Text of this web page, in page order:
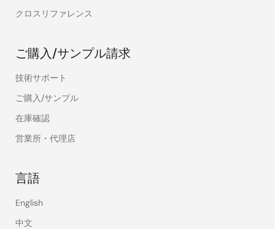
クロスリファレンス
ご購入/サンプル請求
技術サポート
ご購入/サンプル
在庫確認
営業所・代理店
言語
English
中文